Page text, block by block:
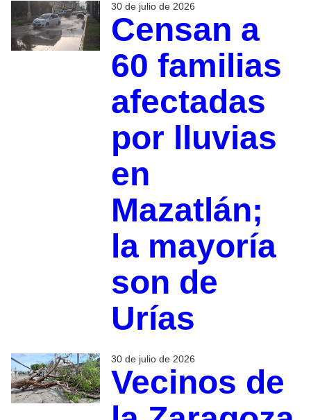
30 de julio de 2026
Censan a
60 familias
afectadas
por lluvias
en
Mazatlán;
la mayoría
son de
Urías
30 de julio de 2026
Vecinos de